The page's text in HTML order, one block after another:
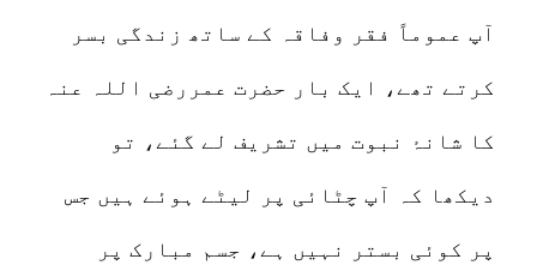
آپ عموماً فقر وفاقہ کے ساتھ زندگی بسر
کرتے تھے، ایک بار حضرت عمررضی اللہ عنہ
کا شانۂ نبوت میں تشریف لے گئے، تو
دیکھا کہ آپ چٹائی پر لیٹے ہوئے ہیں جس
پر کوئی بستر نہیں ہے، جسم مبارک پر